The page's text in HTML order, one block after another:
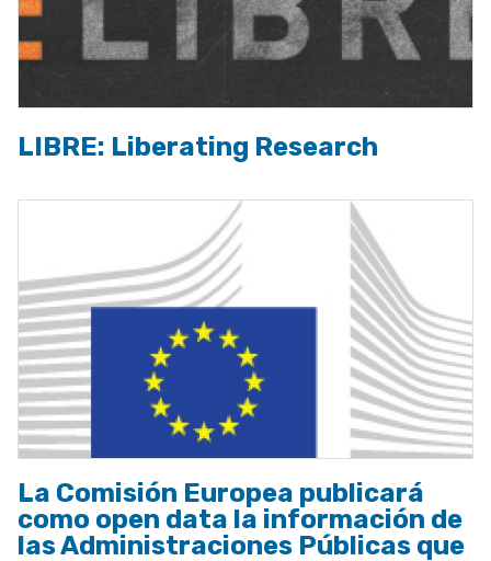
LIBRE: Liberating Research
La Comisión Europea publicará
como open data la información de
las Administraciones Públicas que